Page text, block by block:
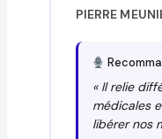
PIERRE
« Il relie
médicales
libérer nos